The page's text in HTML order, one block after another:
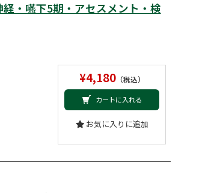
・嚥下5期・アセスメント・検
¥4,180（税込）
カートに入れる
お気に入りに追加